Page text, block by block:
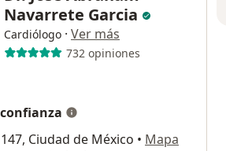
Navarrete Garcia
Cardiólogo · Ver más
732 opiniones
Ciudad de México • Mapa